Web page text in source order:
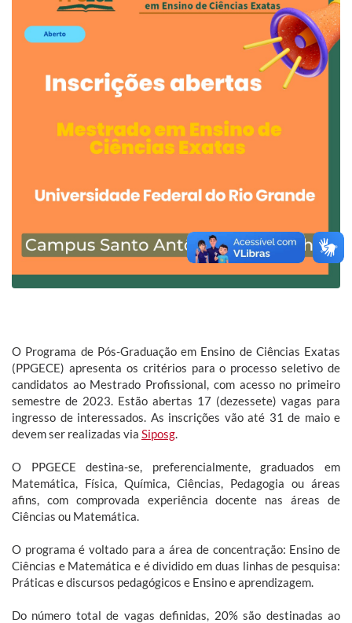
O Programa de Pós-Graduação em Ensino de Ciências Exatas
(PPGECE) apresenta os critérios para o processo seletivo de
candidatos ao Mestrado Profissional, com acesso no primeiro
semestre de 2023. Estão abertas 17 (dezessete) vagas para
ingresso de interessados. As inscrições vão até 31 de maio e
devem ser realizadas via Siposg
O PPGECE destina-se, preferencialmente, graduados em
Matemática, Física, Química, Ciências, Pedagogia ou áreas
afins, com comprovada experiência docente nas áreas de
Ciências ou Matemática.
O programa é voltado para a área de concentração: Ensino de
Ciências e Matemática e é dividido em duas linhas de pesquisa:
Práticas e discursos pedagógicos e Ensino e aprendizagem.
Do número total de vagas definidas, 20% são destinadas ao